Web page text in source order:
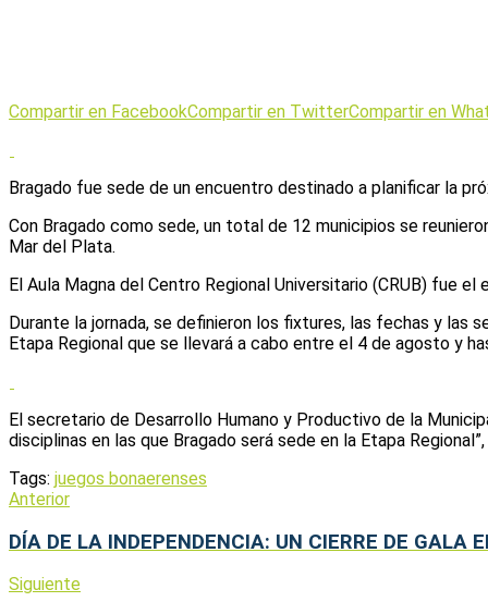
Compartir en FacebookCompartir en TwitterCompartir en
Bragado fue sede de un encuentro destinado a planificar la
Con Bragado como sede, un total de 12 municipios se
Mar del Plata.
El Aula Magna del Centro Regional Universitario (CRUB) fue
Durante la jornada, se definieron los fixtures, las fechas y las
Etapa Regional que se llevará a cabo entre el 4 de agosto y
El secretario de Desarrollo Humano y Productivo de la
disciplinas en las que Bragado será sede en la Etapa
Tags: juegos bonaerenses
Anterior
DÍA DE LA INDEPENDENCIA: UN CIERRE DE GALA
Siguiente